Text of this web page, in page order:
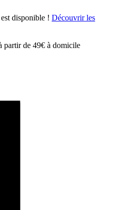
disponible ! Découvrir les
partir de 49€ à domicile